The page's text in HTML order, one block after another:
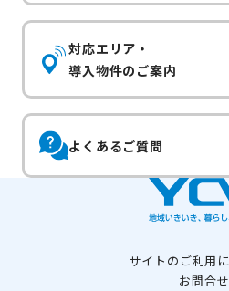
対応エリア・
導入物件のご案内
よくあるご質問
サイトのご利用
お問合せ